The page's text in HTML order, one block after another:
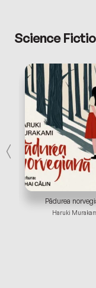
Science
Pădurea
Haruki